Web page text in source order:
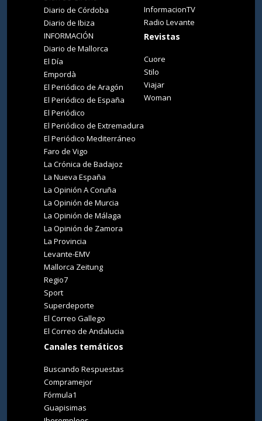
Diario de Córdoba
Diario de Ibiza
INFORMACIÓN
Diario de Mallorca
El Día
Empordà
El Periódico de Aragón
El Periódico de España
El Periódico
El Periódico de Extremadura
El Periódico Mediterráneo
Faro de Vigo
La Crónica de Badajoz
La Nueva España
La Opinión A Coruña
La Opinión de Murcia
La Opinión de Málaga
La Opinión de Zamora
La Provincia
Levante-EMV
Mallorca Zeitung
Regio7
Sport
Superdeporte
El Correo Gallego
El Correo de Andalucia
Canales temáticos
Buscando Respuestas
Compramejor
Fórmula1
Guapisimas
InformacionTV
Radio Levante
Revistas
Cuore
Stilo
Viajar
Woman